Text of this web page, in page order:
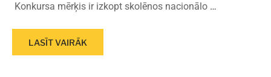
Konkursa mērķis ir izkopt skolēnos nacionālo …
LASĪT VAIRĀK